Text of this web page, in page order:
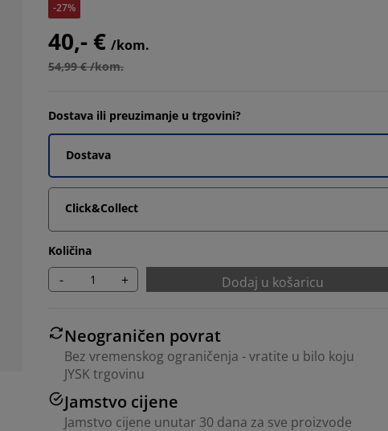
-27%
40,- € /kom.
54,99 € /kom.
Dostava ili preuzimanje u trgovini?
Dostava
Click&Collect
Količina
- + Dodaj u košaricu
Neograničen povrat
Bez vremenskog ograničenja - vratite u bilo koju
JYSK trgovinu
Jamstvo cijene
Jamstvo cijene unutar 30 dana za sve proizvode